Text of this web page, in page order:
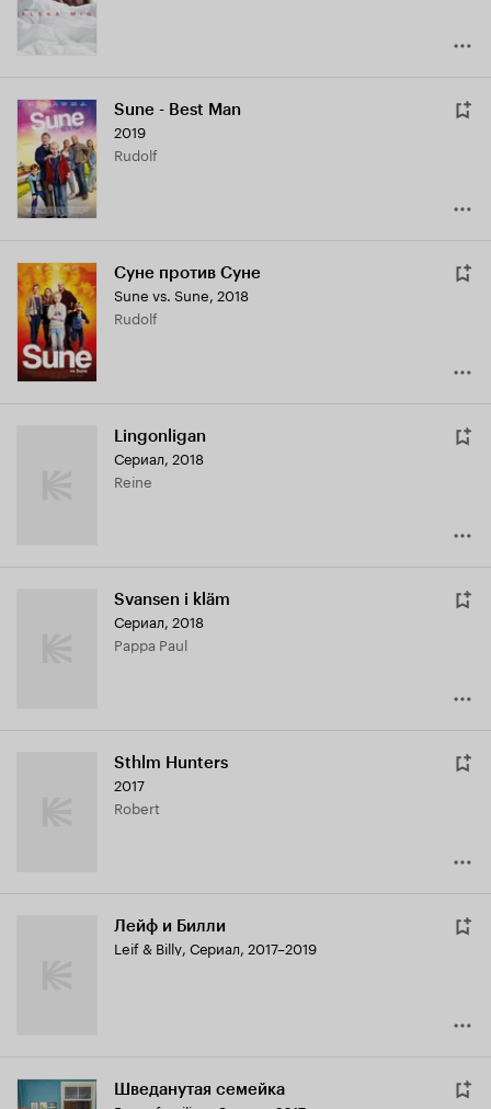
Sune - Best Man
2019
Rudolf
Суне против Суне
Sune vs. Sune, 2018
Rudolf
Lingonligan
Сериал, 2018
Reine
Svansen i kläm
Сериал, 2018
Pappa Paul
Sthlm Hunters
2017
Robert
Лейф и Билли
Leif & Billy, Сериал, 2017–2019
Шведанутая семейка